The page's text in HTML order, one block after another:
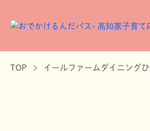
TOP イールファームダイニング